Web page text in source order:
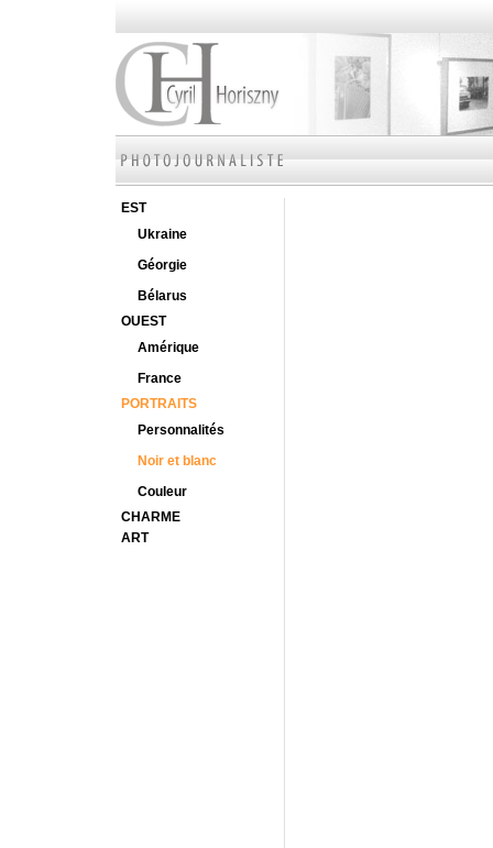
EST
Ukraine
Géorgie
Bélarus
OUEST
Amérique
France
PORTRAITS
Personnalités
Noir et blanc
Couleur
CHARME
ART